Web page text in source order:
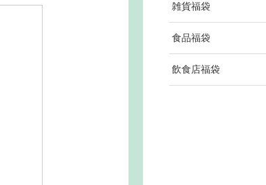
雑貨福袋
食品福袋
飲食店福袋